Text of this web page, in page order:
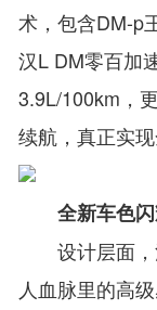
术，包含DM-p
汉L DM零百加
3.9L/100km，
续航，真正实
全新车色
设计层面
人血脉里的高